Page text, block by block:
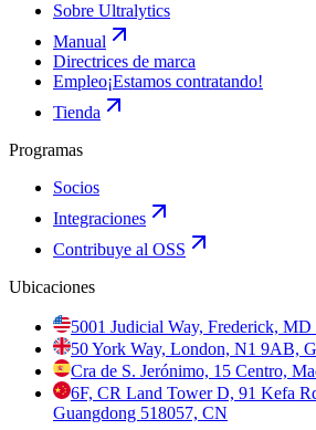
Sobre Ultralytics
Manual
Directrices de marca
Empleo¡Estamos contratando!
Tienda
Programas
Socios
Integraciones
Contribuye al OSS
Ubicaciones
5001 Judicial Way, Frederick, MD
50 York Way, London, N1 9AB,
Cra de S. Jerónimo, 15 Centro,
6F, CR Land Tower D, 91 Kefa
Guangdong 518057, CN